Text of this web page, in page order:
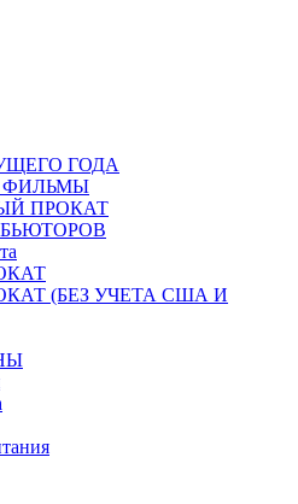
ГОДА
ФИЛЬМЫ
ПРОКАТ
(БЕЗ УЧЕТА США И